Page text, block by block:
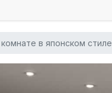
в японском стиле